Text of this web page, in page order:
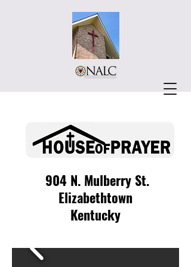
904 N. Mulberry St.
Elizabethtown
Kentucky